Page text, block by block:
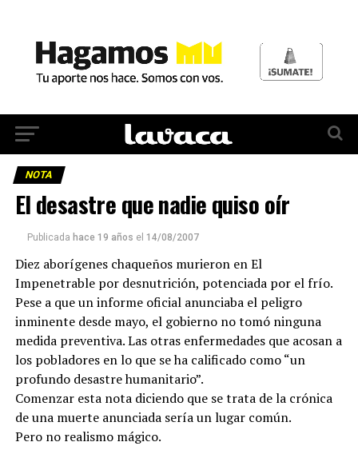
NOTA
El desastre que nadie quiso oír
Publicada hace 19 años el 14/08/2007
Diez aborígenes chaqueños murieron en El
Impenetrable por desnutrición, potenciada por el frío.
Pese a que un informe oficial anunciaba el peligro
inminente desde mayo, el gobierno no tomó ninguna
medida preventiva. Las otras enfermedades que acosan a
los pobladores en lo que se ha calificado como “un
profundo desastre humanitario”.
Comenzar esta nota diciendo que se trata de la crónica
de una muerte anunciada sería un lugar común.
Pero no realismo mágico.